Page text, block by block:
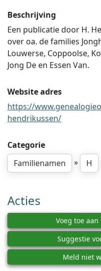
Beschrijving
Een publicatie door H.
over oa. de families
Louwerse, Coppoolse,
Jong De en Essen Van.
Website adres
https://
hendrikussen/
Categorie
Familienamen
» H
Acties
Voeg toe
Suggestie
Meld niet